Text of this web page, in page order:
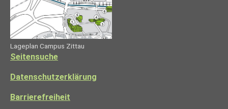
Lageplan Campus Zittau
Seitensuche
Datenschutzerklärung
Barrierefreiheit